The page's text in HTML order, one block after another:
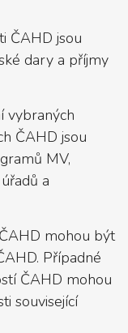
ČAHD jsou
dary a příjmy
vybraných
ČAHD jsou
MV,
a
mohou být
Případné
ČAHD mohou
související